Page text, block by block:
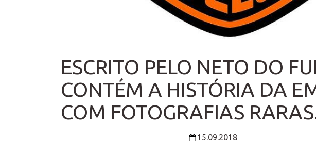
ESCRITO PELO NETO DO
CONTÉM A HISTÓRIA DA
COM FOTOGRAFIAS
15.09.2018